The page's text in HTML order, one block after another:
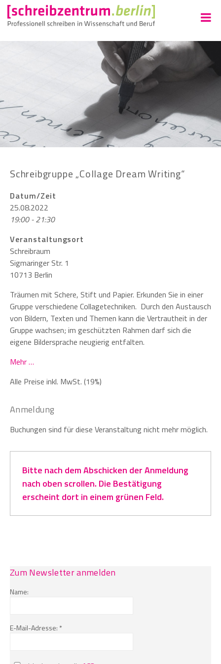
Schreibgruppe „Collage Dream Writing“
Datum/Zeit
25.08.2022
19:00 - 21:30
Veranstaltungsort
Schreibraum
Sigmaringer Str. 1
10713 Berlin
Träumen mit Schere, Stift und Papier. Erkunden Sie in einer
Gruppe verschiedene Collagetechniken. Durch den Austausch
von Bildern, Texten und Themen kann die Vertrautheit in der
Gruppe wachsen; im geschützten Rahmen darf sich die
eigene Bildersprache neugierig entfalten.
Mehr …
Alle Preise inkl. MwSt. (19%)
Anmeldung
Buchungen sind für diese Veranstaltung nicht mehr möglich.
Bitte nach dem Abschicken der Anmeldung
nach oben scrollen. Die Bestätigung
erscheint dort in einem grünen Feld.
Zum Newsletter anmelden
Name:
E-Mail-Adresse: *